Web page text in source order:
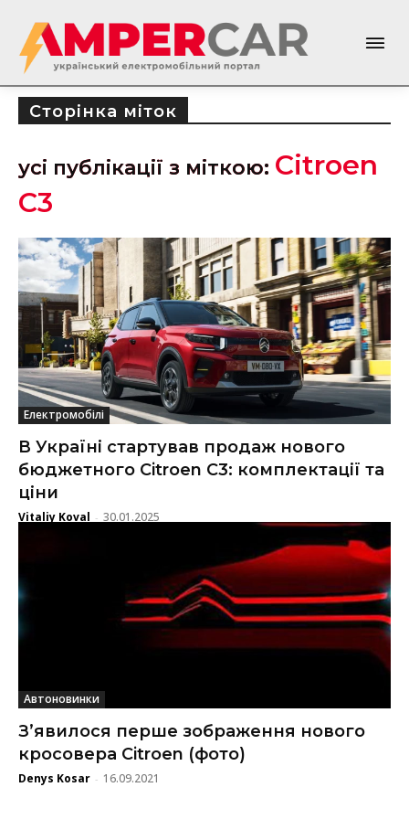
Сторінка міток
усі публікації з міткою: Citroen
C3
Електромобілі
В Україні стартував продаж нового
бюджетного Citroen C3: комплектації та
ціни
Vitaliy Koval - 30.01.2025
Автоновинки
З’явилося перше зображення нового
кросовера Citroen (фото)
Denys Kosar - 16.09.2021